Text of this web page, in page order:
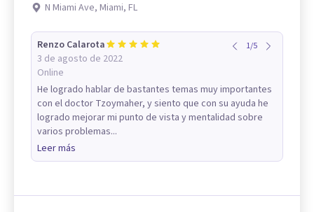
N Miami Ave, Miami, FL
Renzo Calarota
3 de agosto de 2022
Online
1/5
He logrado hablar de bastantes temas muy importantes
con el doctor Tzoymaher, y siento que con su ayuda he
logrado mejorar mi punto de vista y mentalidad sobre
varios problemas...
Leer más